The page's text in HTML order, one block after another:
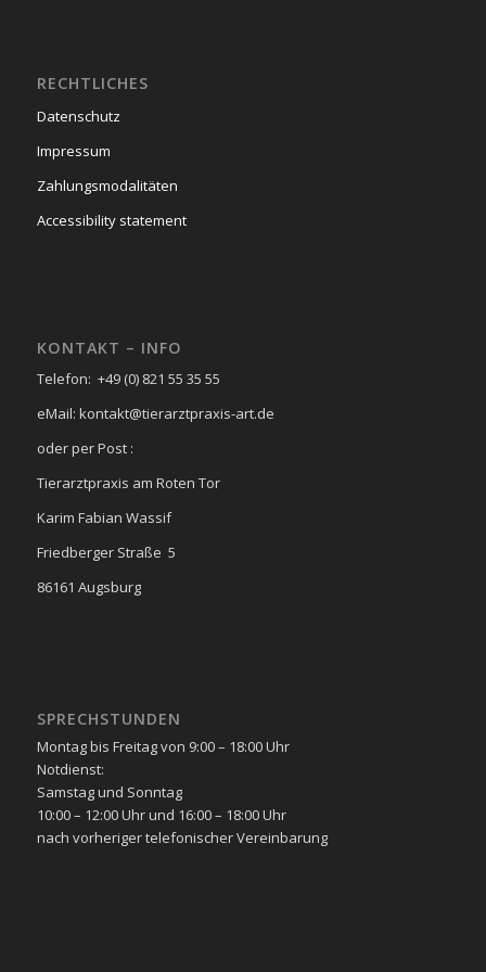
RECHTLICHES
Datenschutz
Impressum
Zahlungsmodalitäten
Accessibility statement
KONTAKT – INFO
Telefon: +49 (0) 821 55 35 55
eMail: kontakt@tierarztpraxis-art.de
oder per Post :
Tierarztpraxis am Roten Tor
Karim Fabian Wassif
Friedberger Straße 5
86161 Augsburg
SPRECHSTUNDEN
Montag bis Freitag von 9:00 – 18:00 Uhr
Notdienst:
Samstag und Sonntag
10:00 – 12:00 Uhr und 16:00 – 18:00 Uhr
nach vorheriger telefonischer Vereinbarung